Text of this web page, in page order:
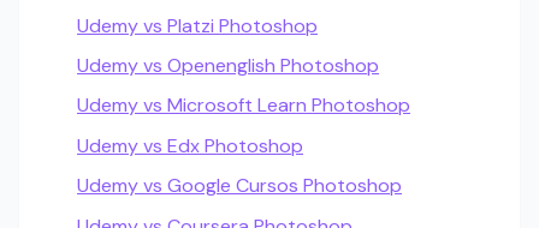
Udemy vs Platzi Photoshop
Udemy vs Openenglish Photoshop
Udemy vs Microsoft Learn Photoshop
Udemy vs Edx Photoshop
Udemy vs Google Cursos Photoshop